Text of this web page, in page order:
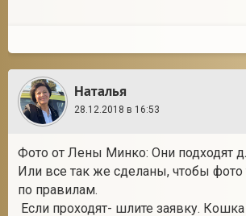
Наталья
28.12.2018 в 16:53
Фото от Лены Минко: Они подходят
Или все так же сделаны, чтобы
по правилам.
Если проходят- шлите заявку.